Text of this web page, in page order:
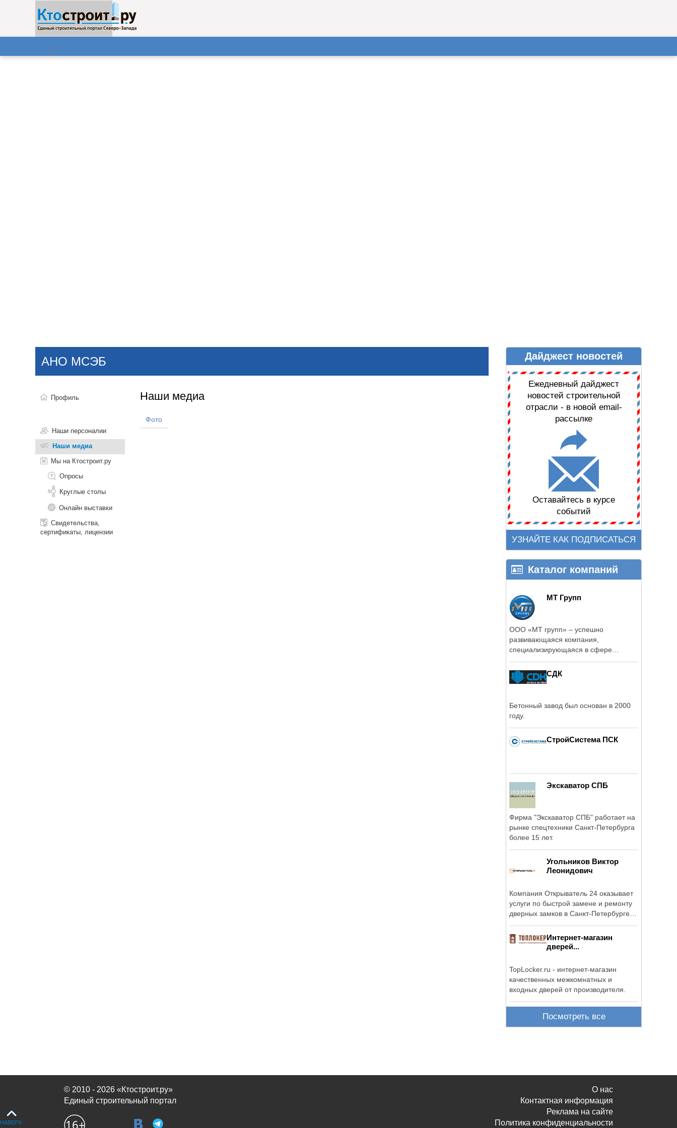
Поиск
НОВОСТИ ДАЙДЖЕСТ НОВОСТЕЙ
АНО МСЭБ
Профиль
Наши персоналии
Наши медиа
Мы на Ктостроит.ру
Опросы
Круглые столы
Онлайн выставки
Свидетельства,
сертификаты, лицензии
Наши медиа
Фото
Дайджест новостей
Ежедневный дайджест
новостей строительной
отрасли - в новой email-
рассылке
Оставайтесь в курсе
событий
УЗНАЙТЕ КАК ПОДПИСАТЬСЯ
Каталог компаний
МТ Групп
ООО «МТ групп» – успешно
развивающаяся компания,
специализирующаяся в сфере
СДК
Бетонный завод был основан в 2000
году.
СтройСистема ПСК
Экскаватор СПБ
Фирма "Экскаватор СПБ" работает на
рынке спецтехники Санкт-Петербурга
более 15 лет.
Угольников Виктор
Леонидович
Компания Открыватель 24 оказывает
услуги по быстрой замене и ремонту
дверных замков в Санкт-Петербурге и
Интернет-магазин
дверей...
TopLocker.ru - интернет-магазин
качественных межкомнатных и
входных дверей от производителя.
Посмотреть все
© 2010 - 2026 «Ктостроит.ру»
Единый строительный портал
О нас
Контактная информация
Реклама на сайте
Политика конфиденциальности
НАВЕРХ